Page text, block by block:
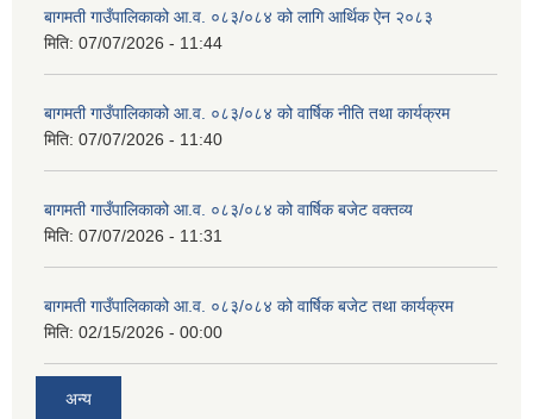
बागमती गाउँपालिकाको आ.व. ०८३/०८४ को लागि आर्थिक ऐन २०८३
मिति: 07/07/2026 - 11:44
बागमती गाउँपालिकाको आ.व. ०८३/०८४ को वार्षिक नीति तथा कार्यक्रम
मिति: 07/07/2026 - 11:40
बागमती गाउँपालिकाको आ.व. ०८३/०८४ को वार्षिक बजेट वक्तव्य
मिति: 07/07/2026 - 11:31
बागमती गाउँपालिकाको आ.व. ०८३/०८४ को वार्षिक बजेट तथा कार्यक्रम
मिति: 02/15/2026 - 00:00
अन्य